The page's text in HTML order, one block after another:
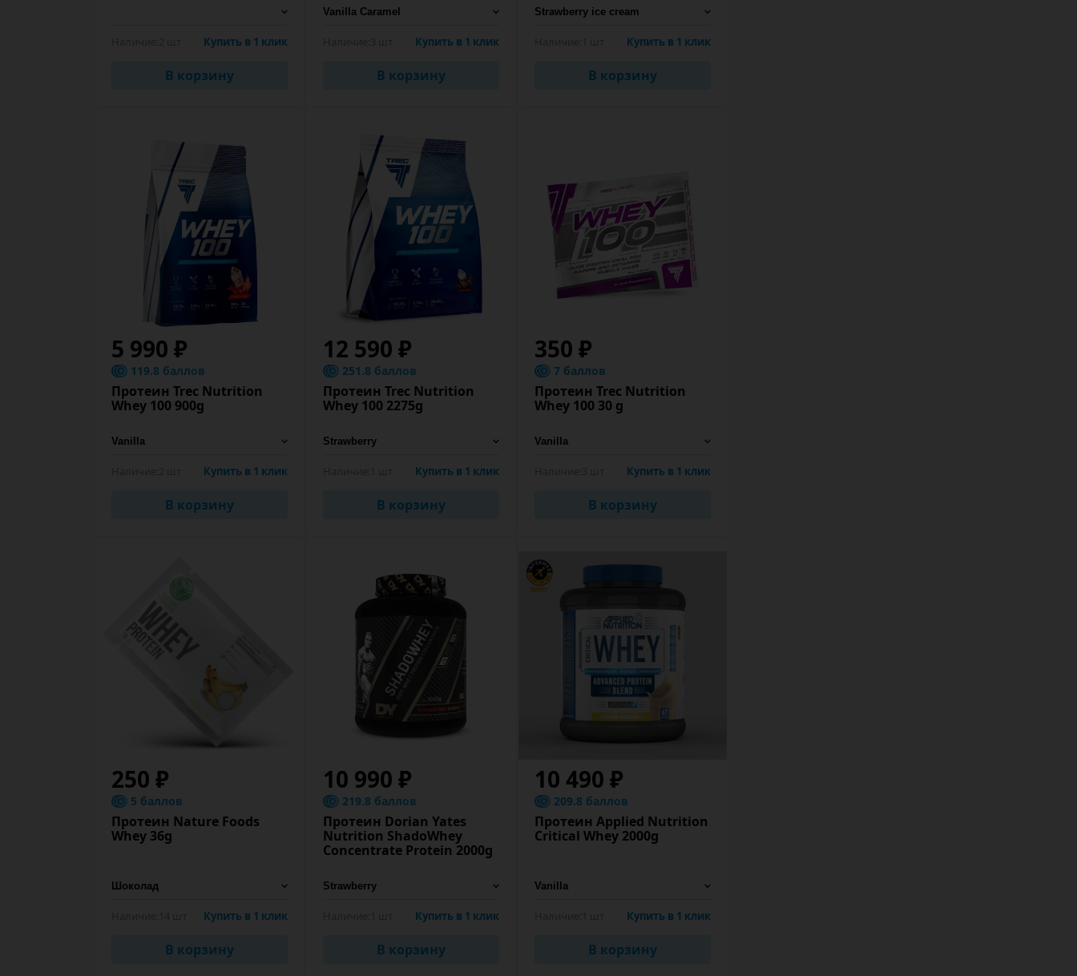
Купить в 1 клик
В корзину
Купить в 1 клик
В корзину
Купить в 1 клик
В корзину
5 990 ₽
119.8 баллов
Протеин Trec Nutrition
Whey 100 900g
Купить в 1 клик
В корзину
12 590 ₽
251.8 баллов
Протеин Trec Nutrition
Whey 100 2275g
Купить в 1 клик
В корзину
350 ₽
7 баллов
Протеин Trec Nutrition
Whey 100 30 g
Купить в 1 клик
В корзину
250 ₽
5 баллов
Протеин Nature Foods
Whey 36g
Купить в 1 клик
В корзину
10 990 ₽
219.8 баллов
Протеин Dorian Yates
Nutrition ShadoWhey
Concentrate Protein 2000g
Купить в 1 клик
В корзину
10 490 ₽
209.8 баллов
Протеин Applied Nutrition
Critical Whey 2000g
Купить в 1 клик
В корзину